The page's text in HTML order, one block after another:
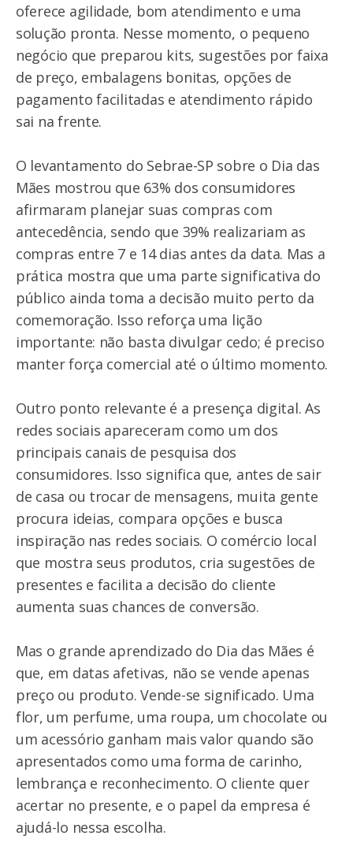
oferece agilidade, bom atendimento e uma
solução pronta. Nesse momento, o pequeno
negócio que preparou kits, sugestões por faixa
de preço, embalagens bonitas, opções de
pagamento facilitadas e atendimento rápido
sai na frente.
O levantamento do Sebrae-SP sobre o Dia das
Mães mostrou que 63% dos consumidores
afirmaram planejar suas compras com
antecedência, sendo que 39% realizariam as
compras entre 7 e 14 dias antes da data. Mas a
prática mostra que uma parte significativa do
público ainda toma a decisão muito perto da
comemoração. Isso reforça uma lição
importante: não basta divulgar cedo; é preciso
manter força comercial até o último momento.
Outro ponto relevante é a presença digital. As
redes sociais apareceram como um dos
principais canais de pesquisa dos
consumidores. Isso significa que, antes de sair
de casa ou trocar de mensagens, muita gente
procura ideias, compara opções e busca
inspiração nas redes sociais. O comércio local
que mostra seus produtos, cria sugestões de
presentes e facilita a decisão do cliente
aumenta suas chances de conversão.
Mas o grande aprendizado do Dia das Mães é
que, em datas afetivas, não se vende apenas
preço ou produto. Vende-se significado. Uma
flor, um perfume, uma roupa, um chocolate ou
um acessório ganham mais valor quando são
apresentados como uma forma de carinho,
lembrança e reconhecimento. O cliente quer
acertar no presente, e o papel da empresa é
ajudá-lo nessa escolha.